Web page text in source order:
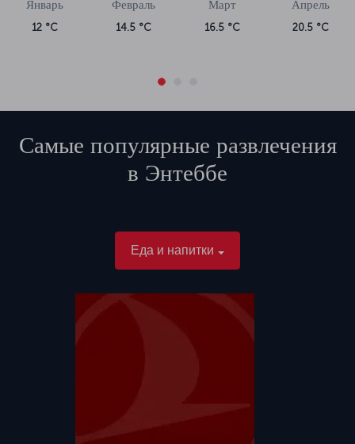
Январь
12 °C
Февраль
14.5 °C
Март
16.5 °C
Апрель
20.5 °C
Самые популярные развлечения
в Энтеббе
Еда и напитки